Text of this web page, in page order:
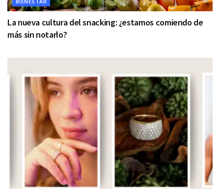
La nueva cultura del snacking: ¿estamos comiendo de
más sin notarlo?